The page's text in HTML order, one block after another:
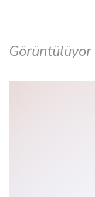
Görüntülüyor